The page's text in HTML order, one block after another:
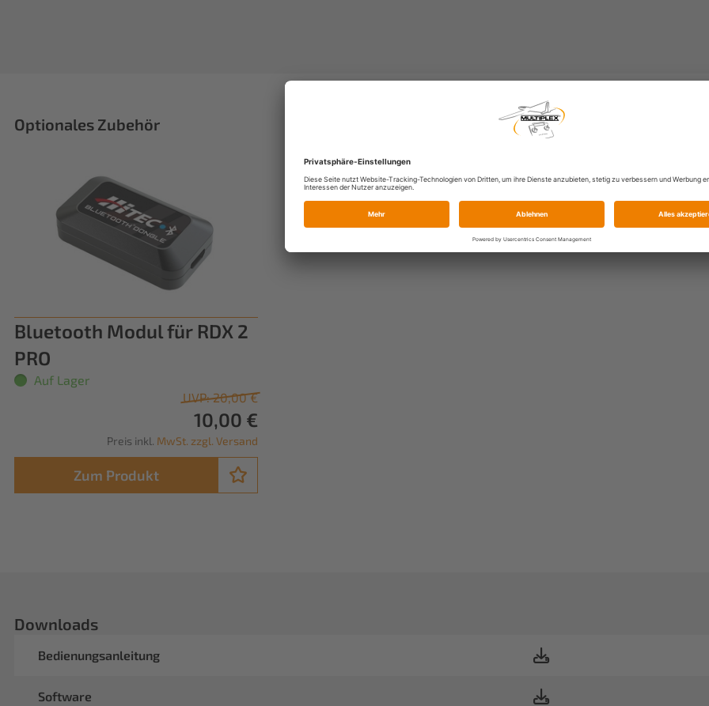
Optionales Zubehör
Bluetooth Modul für RDX 2
PRO
Auf Lager
UVP: 20,00 €
10,00 €
Preis inkl. MwSt. zzgl. Versand
Zum Produkt
Downloads
Bedienungsanleitung
Software